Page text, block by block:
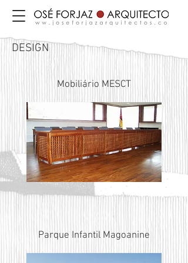
DESIGN
Mobiliário MESCT
Parque Infantil Magoanine